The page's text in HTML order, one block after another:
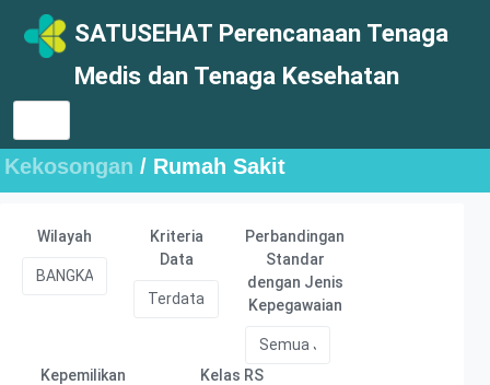
SATUSEHAT Perencanaan Tenaga
Medis dan Tenaga Kesehatan
Kekosongan / Rumah Sakit
Wilayah
Kriteria
Data
Perbandingan
Standar
dengan Jenis
Kepegawaian
Kepemilikan
Kelas RS